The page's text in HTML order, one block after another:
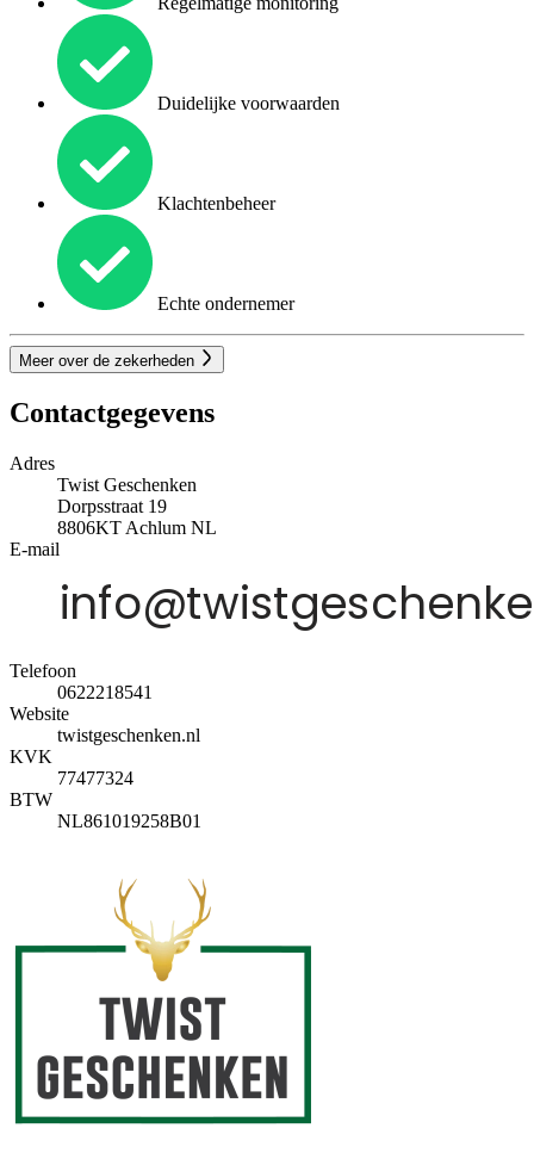
Duidelijke voorwaarden
Klachtenbeheer
Echte ondernemer
Meer over de zekerheden
Contactgegevens
Adres
Twist Geschenken
Dorpsstraat 19
8806KT Achlum NL
E-mail
Telefoon
0622218541
Website
twistgeschenken.nl
KVK
77477324
BTW
NL861019258B01